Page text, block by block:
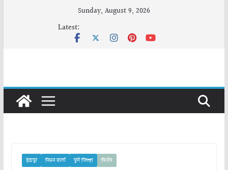
Sunday, August 9, 2026
Latest:
इंदापूर निधन वार्ता पुणे जिल्हा विशेष